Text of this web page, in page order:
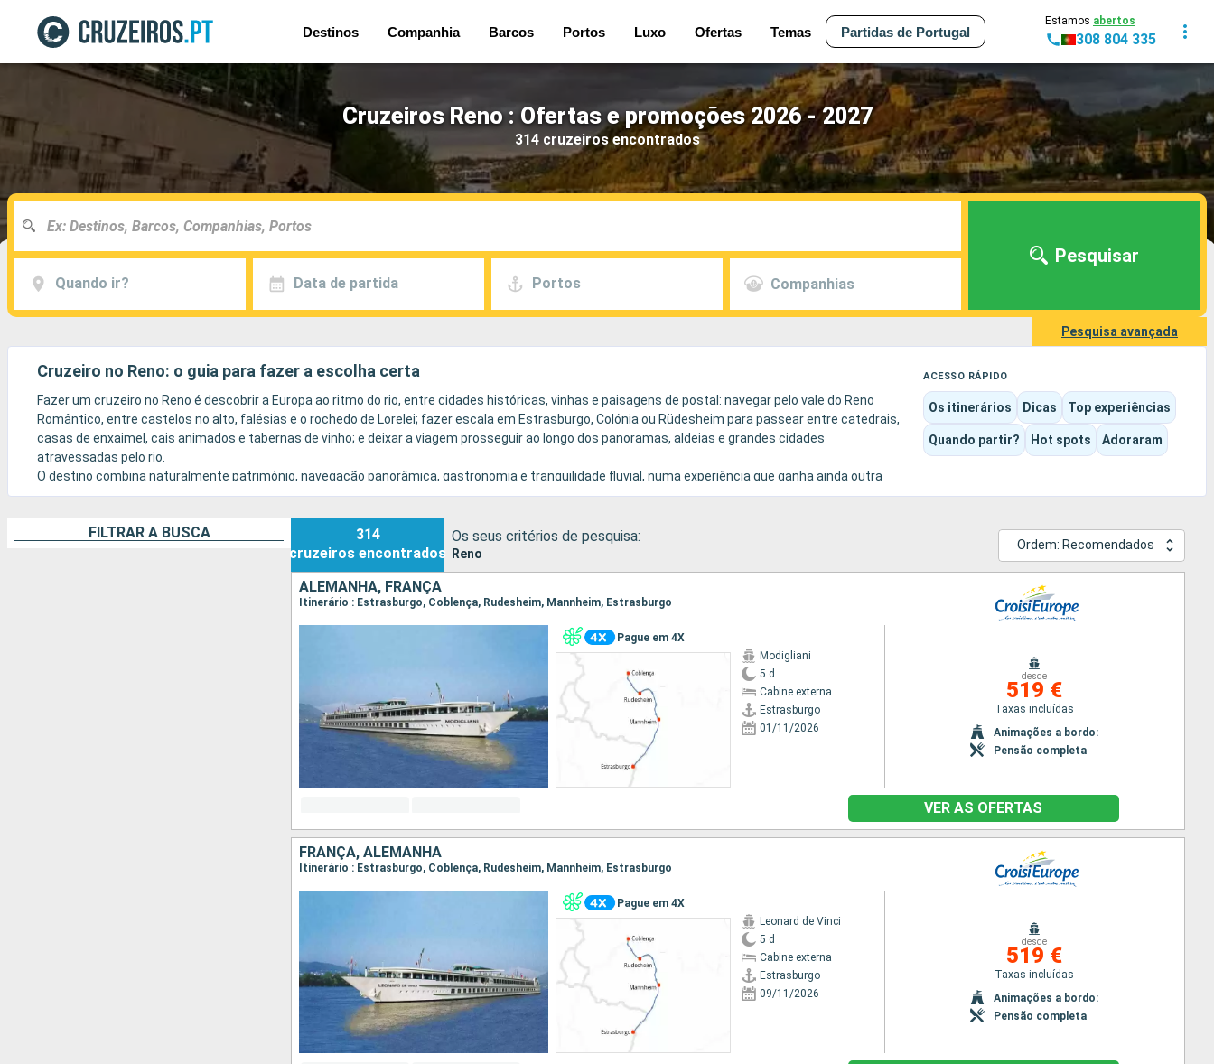
Destinos Companhia Barcos Portos Luxo Ofertas Temas Partidas de Portugal
Estamos abertos
308 804 335
Cruzeiros Reno : Ofertas e promoções 2026 - 2027
314 cruzeiros encontrados
Quando ir? Data de partida Portos Companhias
Pesquisar
Pesquisa avançada
Cruzeiro no Reno: o guia para fazer a escolha certa
Fazer um cruzeiro no Reno é descobrir a Europa ao ritmo do rio, entre cidades históricas, vinhas e paisagens de postal: navegar pelo vale do Reno
Romântico, entre castelos no alto, falésias e o rochedo de Lorelei; fazer escala em Estrasburgo, Colónia ou Rüdesheim para passear entre catedrais,
casas de enxaimel, cais animados e tabernas de vinho; e deixar a viagem prosseguir ao longo dos panoramas, aldeias e grandes cidades
atravessadas pelo rio.
O destino combina naturalmente património, navegação panorâmica, gastronomia e tranquilidade fluvial, numa experiência que ganha ainda outra
cor durante as vindimas ou os mercados de Natal.
ACESSO RÁPIDO
Os itinerários Dicas Top experiências
Quando partir? Hot spots Adoraram
FILTRAR A BUSCA
314
cruzeiros encontrados
Os seus critérios de pesquisa:
Reno
Ordem: Recomendados
ALEMANHA, FRANÇA
Itinerário : Estrasburgo, Coblença, Rudesheim, Mannheim, Estrasburgo
Pague em 4X
Modigliani
5 d
Cabine externa
Estrasburgo
01/11/2026
desde
519 €
Taxas incluídas
Animações a bordo:
Pensão completa
VER AS OFERTAS
FRANÇA, ALEMANHA
Itinerário : Estrasburgo, Coblença, Rudesheim, Mannheim, Estrasburgo
Pague em 4X
Leonard de Vinci
5 d
Cabine externa
Estrasburgo
09/11/2026
desde
519 €
Taxas incluídas
Animações a bordo:
Pensão completa